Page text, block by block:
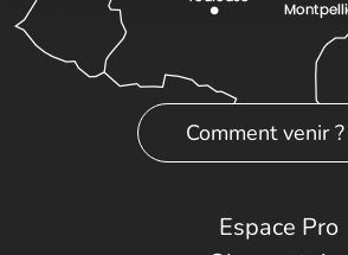
Comment venir ?
Espace Pro